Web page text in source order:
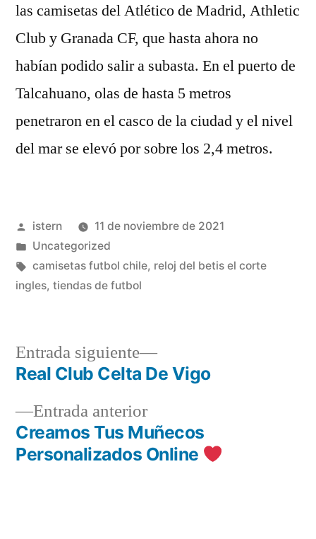
las camisetas del Atlético de Madrid, Athletic
Club y Granada CF, que hasta ahora no
habían podido salir a subasta. En el puerto de
Talcahuano, olas de hasta 5 metros
penetraron en el casco de la ciudad y el nivel
del mar se elevó por sobre los 2,4 metros.
Publicado
por
istern
11 de noviembre de 2021
Publicado
en
Uncategorized
Etiquetas:
camisetas futbol chile, reloj del betis el corte
ingles, tiendas de futbol
Navegación
de
entradas
Entrada anteriorEntrada
anterior:
Creamos Tus Muñecos
Personalizados Online
Entrada siguiente
Entrada
siguiente:
Real Club Celta De Vigo